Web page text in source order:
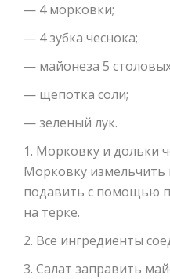
— 4 морковки;
— 4 зубка чеснока;
— майонеза 5
— щепотка соли;
— зеленый лук.
1. Морковку и дольки
Морковку измельчить
подавить с помощью
на терке.
2. Все ингредиенты
3. Салат заправить